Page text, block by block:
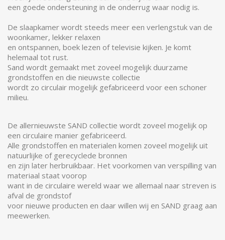
een goede ondersteuning in de onderrug waar nodig is.
De slaapkamer wordt steeds meer een verlengstuk van de
woonkamer, lekker relaxen
en ontspannen, boek lezen of televisie kijken. Je komt
helemaal tot rust.
Sand wordt gemaakt met zoveel mogelijk duurzame
grondstoffen en die nieuwste collectie
wordt zo circulair mogelijk gefabriceerd voor een schoner
milieu.
De allernieuwste SAND collectie wordt zoveel mogelijk op
een circulaire manier gefabriceerd.
Alle grondstoffen en materialen komen zoveel mogelijk uit
natuurlijke of gerecyclede bronnen
en zijn later herbruikbaar. Het voorkomen van verspilling van
materiaal staat voorop
want in de circulaire wereld waar we allemaal naar streven is
afval de grondstof
voor nieuwe producten en daar willen wij en SAND graag aan
meewerken.